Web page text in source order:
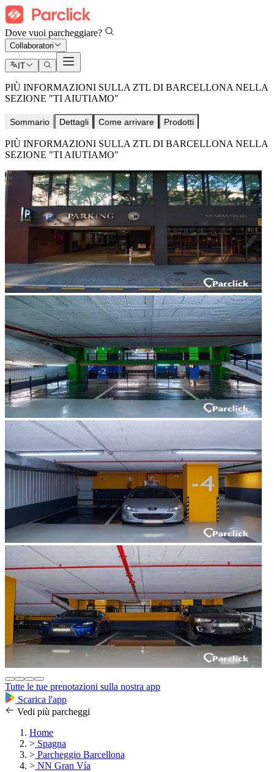
Dove vuoi parcheggiare?
Collaboratori
IT
PIÙ INFORMAZIONI SULLA ZTL DI BARCELLONA NELLA
SEZIONE "TI AIUTIAMO"
Sommario Dettagli Come arrivare Prodotti
PIÙ INFORMAZIONI SULLA ZTL DI BARCELLONA NELLA
SEZIONE "TI AIUTIAMO"
Tutte le tue prenotazioni sulla nostra app
Scarica l'app
Vedi più parcheggi
Home
> Spagna
> Parcheggio Barcellona
> NN Gran Vía